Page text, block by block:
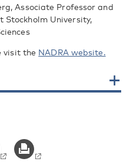
Associate Professor and
University,
visit the NADRA website.